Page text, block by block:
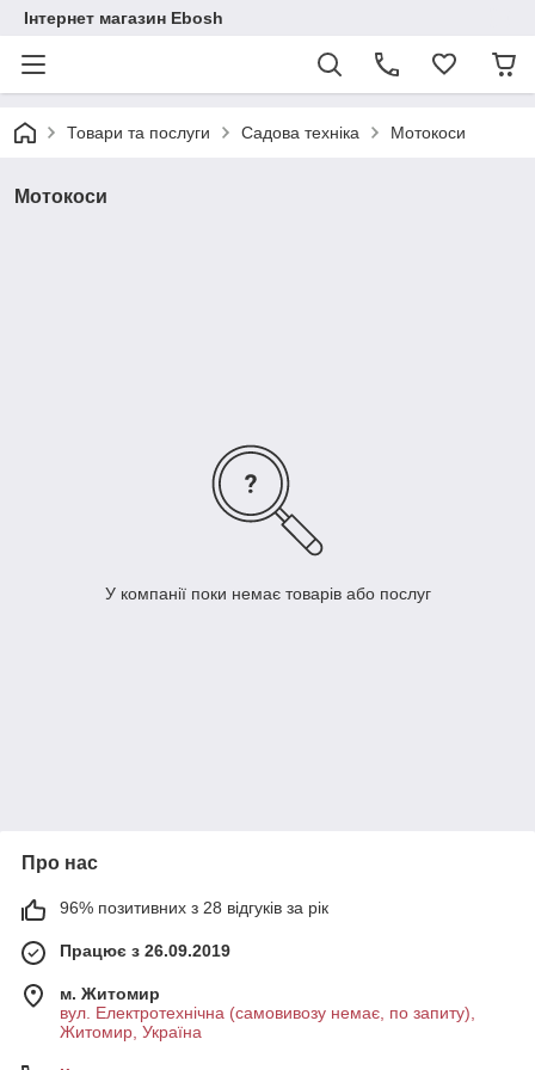
Інтернет магазин Ebosh
Товари та послуги Садова техніка Мотокоси
Мотокоси
У компанії поки немає товарів або послуг
Про нас
96% позитивних з 28 відгуків за рік
Працює з 26.09.2019
м. Житомир
вул. Електротехнічна (самовивозу немає, по запиту),
Житомир, Україна